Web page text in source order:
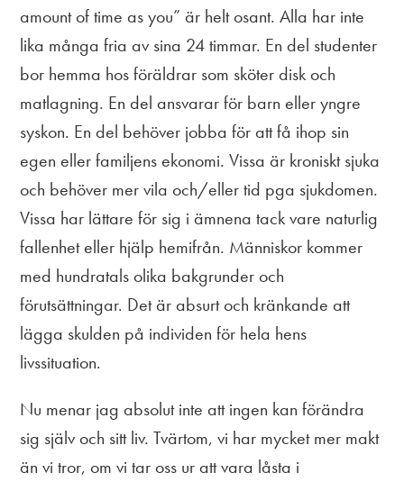
amount of time as you” är helt osant. Alla har inte
lika många fria av sina 24 timmar. En del studenter
bor hemma hos föräldrar som sköter disk och
matlagning. En del ansvarar för barn eller yngre
syskon. En del behöver jobba för att få ihop sin
egen eller familjens ekonomi. Vissa är kroniskt sjuka
och behöver mer vila och/eller tid pga sjukdomen.
Vissa har lättare för sig i ämnena tack vare naturlig
fallenhet eller hjälp hemifrån. Människor kommer
med hundratals olika bakgrunder och
förutsättningar. Det är absurt och kränkande att
lägga skulden på individen för hela hens
livssituation.
Nu menar jag absolut inte att ingen kan förändra
sig själv och sitt liv. Tvärtom, vi har mycket mer makt
än vi tror, om vi tar oss ur att vara låsta i